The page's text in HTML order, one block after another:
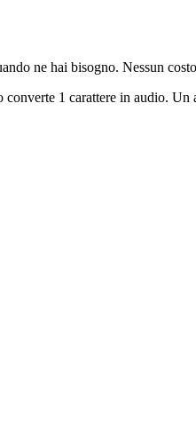
ne hai bisogno. Nessun
1 carattere in audio.